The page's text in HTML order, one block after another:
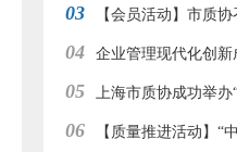
流活动
调研交流
03 【会员活动】市质
交流会
04 企业管理现代化创
办
05 上海市质协成功举
则解读与案例解析”在线
06 【质量推进活动】“